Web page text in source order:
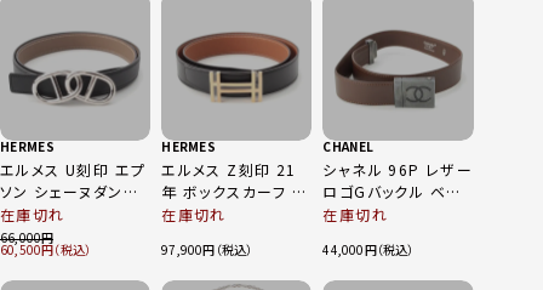
イ 90
HERMES
エルメス U刻印 エプ
ソン シェーヌダンク
ル 2連 ベルト エトゥ
ープ ブラック
在庫切れ
66,000
60,500
HERMES
エルメス Z刻印 21
年 ボックスカーフ ト
ゴ アッシュ オ カレ
ルト H066050CP2K
ブラック ゴールド 90
在庫切れ
97,900
CHANEL
シャネル 96P レザー
ロゴGバックル ベル
ト ブラウン 70/28
在庫切れ
44,000